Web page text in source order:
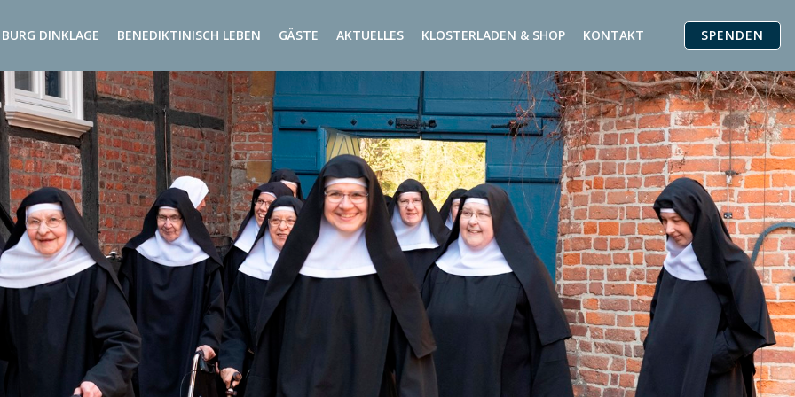
BURG DINKLAGE BENEDIKTINISCH LEBEN GÄSTE AKTUELLES KLOSTERLADEN & SHOP KONTAKT SPENDEN